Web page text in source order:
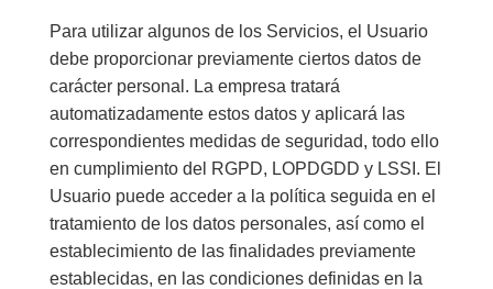
Para utilizar algunos de los Servicios, el Usuario
debe proporcionar previamente ciertos datos de
carácter personal. La empresa tratará
automatizadamente estos datos y aplicará las
correspondientes medidas de seguridad, todo ello
en cumplimiento del RGPD, LOPDGDD y LSSI. El
Usuario puede acceder a la política seguida en el
tratamiento de los datos personales, así como el
establecimiento de las finalidades previamente
establecidas, en las condiciones definidas en la